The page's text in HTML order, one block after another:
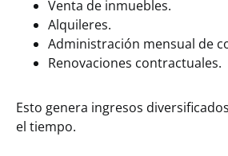
Venta de inmuebles.
Alquileres.
Administración mensual de
Renovaciones contractuales.
Esto genera ingresos
el tiempo.